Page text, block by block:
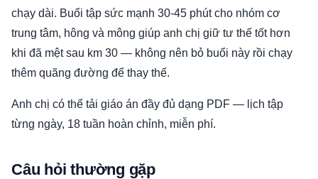
chạy dài. Buổi tập sức mạnh 30-45 phút cho nhóm cơ
trung tâm, hông và mông giúp anh chị giữ tư thế tốt hơn
khi đã mệt sau km 30 — không nên bỏ buổi này rồi chạy
thêm quãng đường để thay thế.
Anh chị có thể tải giáo án đầy đủ dạng PDF — lịch tập
từng ngày, 18 tuần hoàn chỉnh, miễn phí.
Câu hỏi thường gặp